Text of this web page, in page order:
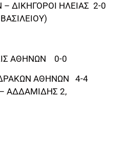
ΔΙΚΗΓΟΡΟΙ ΗΛΕΙΑΣ 2-0
ΑΘΗΝΩΝ 0-0
ΔΡΑΚΩΝ ΑΘΗΝΩΝ 4-4
ΑΔΔΑΜΙΔΗΣ 2,